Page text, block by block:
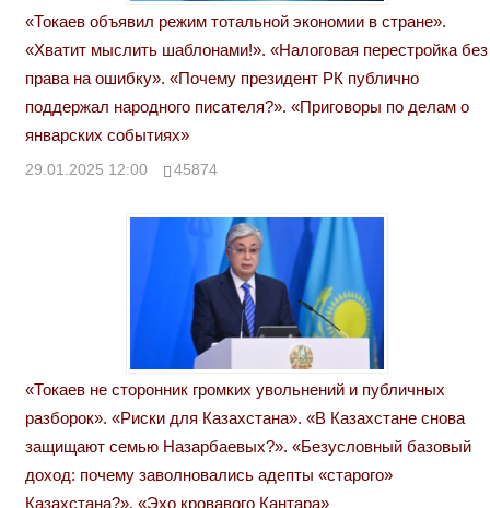
«Токаев объявил режим тотальной экономии в стране».
«Хватит мыслить шаблонами!». «Налоговая перестройка без
права на ошибку». «Почему президент РК публично
поддержал народного писателя?». «Приговоры по делам о
январских событиях»
29.01.2025 12:00 45874
«Токаев не сторонник громких увольнений и публичных
разборок». «Риски для Казахстана». «В Казахстане снова
защищают семью Назарбаевых?». «Безусловный базовый
доход: почему заволновались адепты «старого»
Казахстана?». «Эхо кровавого Кантара»